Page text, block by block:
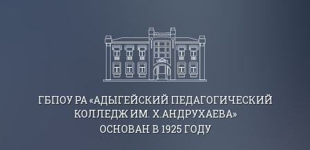
ГБПОУ РА «АДЫГЕЙСКИЙ ПЕДАГОГИЧЕСКИЙ
КОЛЛЕДЖ ИМ. Х.АНДРУХАЕВА»
ОСНОВАН В 1925 ГОДУ